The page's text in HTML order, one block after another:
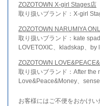
ZOZOTOWN X-girl Stages店
取り扱いブランド：X-girl
ZOZOTOWN NARUMIYA
取り扱いブランド：kate
LOVETOXIC、kladskap、
ZOZOTOWN
取り扱いブランド：After the
Love&Peace&Money、
お客様にはご不便をおかけ